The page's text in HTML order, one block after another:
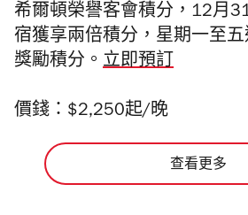
希爾頓榮譽客會積分，12月
宿獲享兩倍積分，星期一至
獎勵積分。 立即預訂
價錢：$2,250起/晚
查看更多